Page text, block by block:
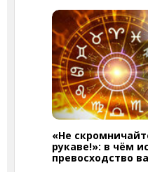
«Не
рукаве!»: в чём
превосходство